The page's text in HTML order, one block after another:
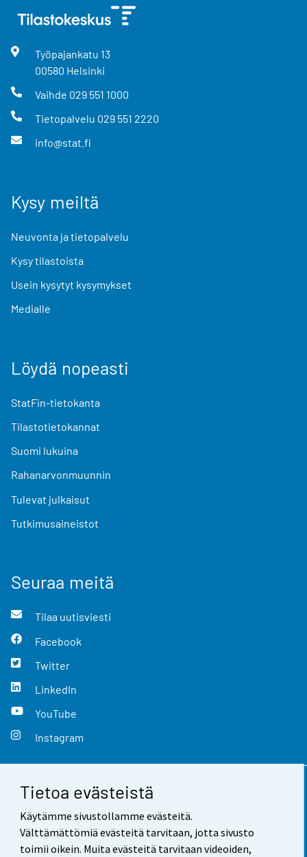
Tietoa evästeistä
Käytämme sivustollamme evästeitä.
Välttämättömiä evästeitä tarvitaan, jotta sivusto
toimii oikein. Muita evästeitä tarvitaan videoiden,
Työpajankatu 13
00580 Helsinki
Vaihde 029 551 1000
Tietopalvelu 029 551 2220
info@stat.fi
Kysy meiltä
Neuvonta ja tietopalvelu
Kysy tilastoista
Usein kysytyt kysymykset
Medialle
Löydä nopeasti
StatFin-tietokanta
Tilastotietokannat
Suomi lukuina
Rahanarvonmuunnin
Tulevat julkaisut
Tutkimusaineistot
Seuraa meitä
Tilaa uutisviesti
Facebook
Twitter
LinkedIn
YouTube
Instagram
Yhteystiedot
Palaute
Käyttöehdot